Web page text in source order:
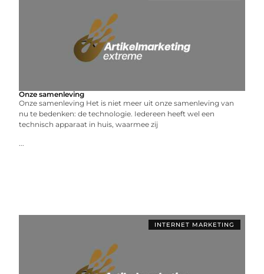
Onze samenleving
Onze samenleving Het is niet meer uit onze samenleving van
nu te bedenken: de technologie. Iedereen heeft wel een
technisch apparaat in huis, waarmee zij
...
INTERNET MARKETING